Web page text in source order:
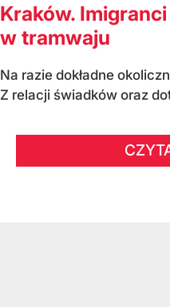
Kraków.
w tramwaju
Na razie dokładne
Z relacji świadków oraz